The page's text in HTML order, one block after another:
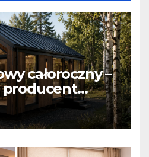
całoroczny –
producent